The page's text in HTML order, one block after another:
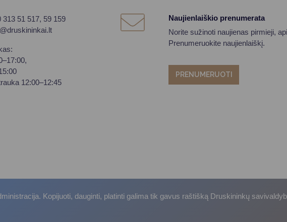
313 51 517, 59 159
12:00–12:45
Naujienlaiškio prenumerata
Norite sužinoti naujienas pirmieji,
Prenumeruokite naujienlaiškį.
PRENUMERUOTI
Kopijuoti, dauginti, platinti galima tik gavus raštišką Druskininkų